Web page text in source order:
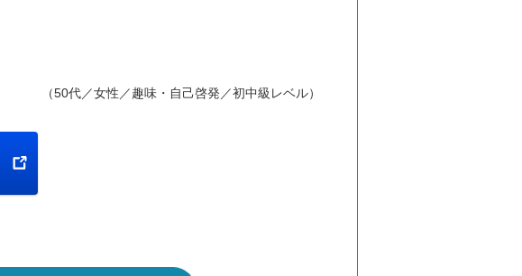
（50代／女性／趣味・自己啓発／初中級レベル）